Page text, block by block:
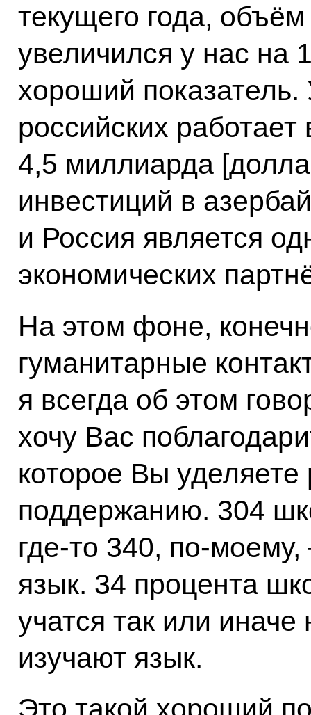
текущего года,
увеличился у нас на
хороший
российских
4,5 миллиарда
инвестиций в
и Россия является
экономических
На этом фоне,
гуманитарные
я всегда об этом
хочу Вас
которое Вы уделяете
поддержанию. 304
где-то 340, по-
язык. 34 процента
учатся так или
изучают язык.